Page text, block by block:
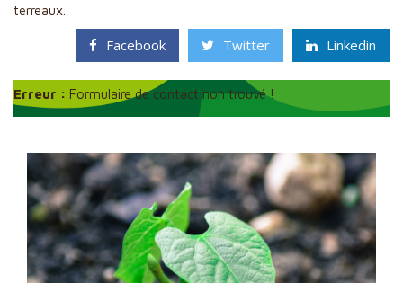
Pépinière
Paysage et Collectivité
Paillage
Maraîchage
​Fruits rouges
Cultures Spécialisées
Engrais et Amendements
Revente
​Filtration
Qualité, Engagement et R&D
terreaux.
Facebook Twitter Linkedin
Erreur : Formulaire de contact non trouvé !